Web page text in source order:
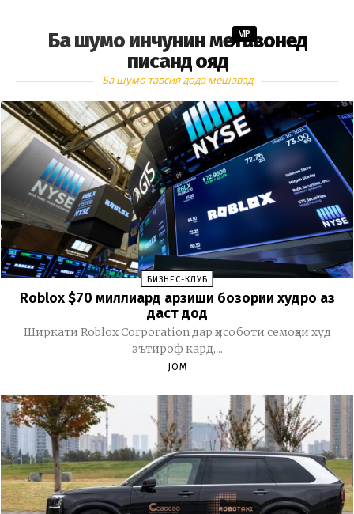
Ба шумо инчунин метавонед
писанд ояд
VIP
Ба шумо тавсия дода мешавад
БИЗНЕС-КЛУБ
Roblox $70 миллиард арзиши бозории худро аз
даст дод
Ширкати Roblox Corporation дар ҳисоботи семоҳаи худ
эътироф кард,...
JOM